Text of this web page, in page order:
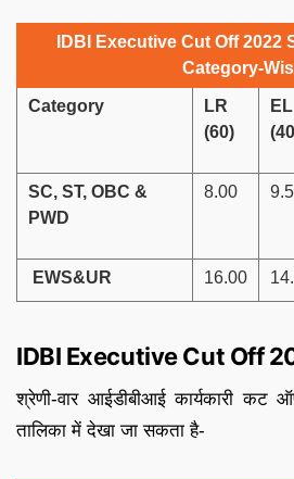
IDBI Executive Cut Off 2022
Category-
Category
LR
(60)
EL
SC, ST, OBC &
PWD
8.00
EWS&UR 16.00
IDBI Executive Cut Off
श्रेणी-वार आईडीबीआई कार्यकारी
तालिका में देखा जा सकता है-